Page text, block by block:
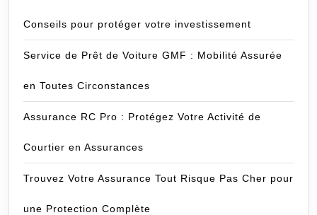
Conseils pour protéger votre investissement
Service de Prêt de Voiture GMF : Mobilité Assurée
en Toutes Circonstances
Assurance RC Pro : Protégez Votre Activité de
Courtier en Assurances
Trouvez Votre Assurance Tout Risque Pas Cher pour
une Protection Complète